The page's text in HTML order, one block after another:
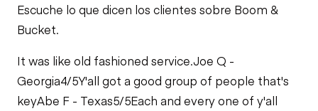
Escuche lo que dicen los clientes sobre Boom &
Bucket.
It was like old fashioned service.Joe Q -
Georgia4/5Y'all got a good group of people that's
keyAbe F - Texas5/5Each and every one of y'all